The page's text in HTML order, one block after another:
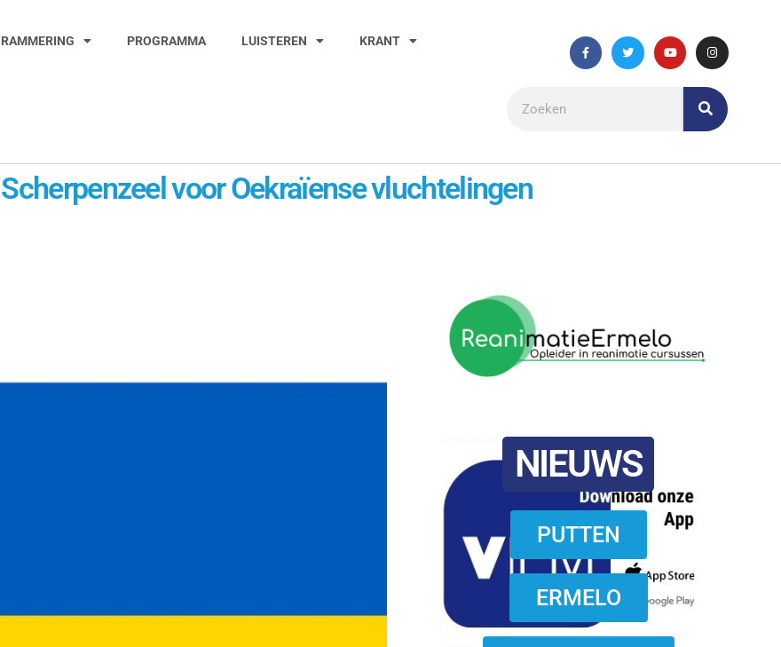
PROGRAMMA LUISTEREN KRANT
voor Oekraïense vluchtelingen
reanimatie ermelo
NIEUWS
PUTTEN
ERMELO